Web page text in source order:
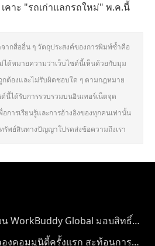
คาะ "รถเก่าแลกรถใหม่" พ.ค.นี้
ากสื่ออื่น ๆ วัตถุประสงค์ของการพิมพ์ซ้ำคือ
ได้หมายความว่าเว็บไซต์นี้เห็นด้วยกับมุม
ต้องและไม่รับผิดชอบใด ๆ ตามกฎหมาย
นี้ได้รับการรวบรวมบนอินเทอร์เน็ตจุด
การเรียนรู้และการอ้างอิงของทุกคนเท่านั้น
รัพย์สินทางปัญญาโปรดส่งข้อความถึงเรา
น WorkBuddy Global มอบสิทธิ์
ฟรีตลอดเดือนสิงหาคม
องคอมมูนิตี้ครั้งแรก สะท้อนการ